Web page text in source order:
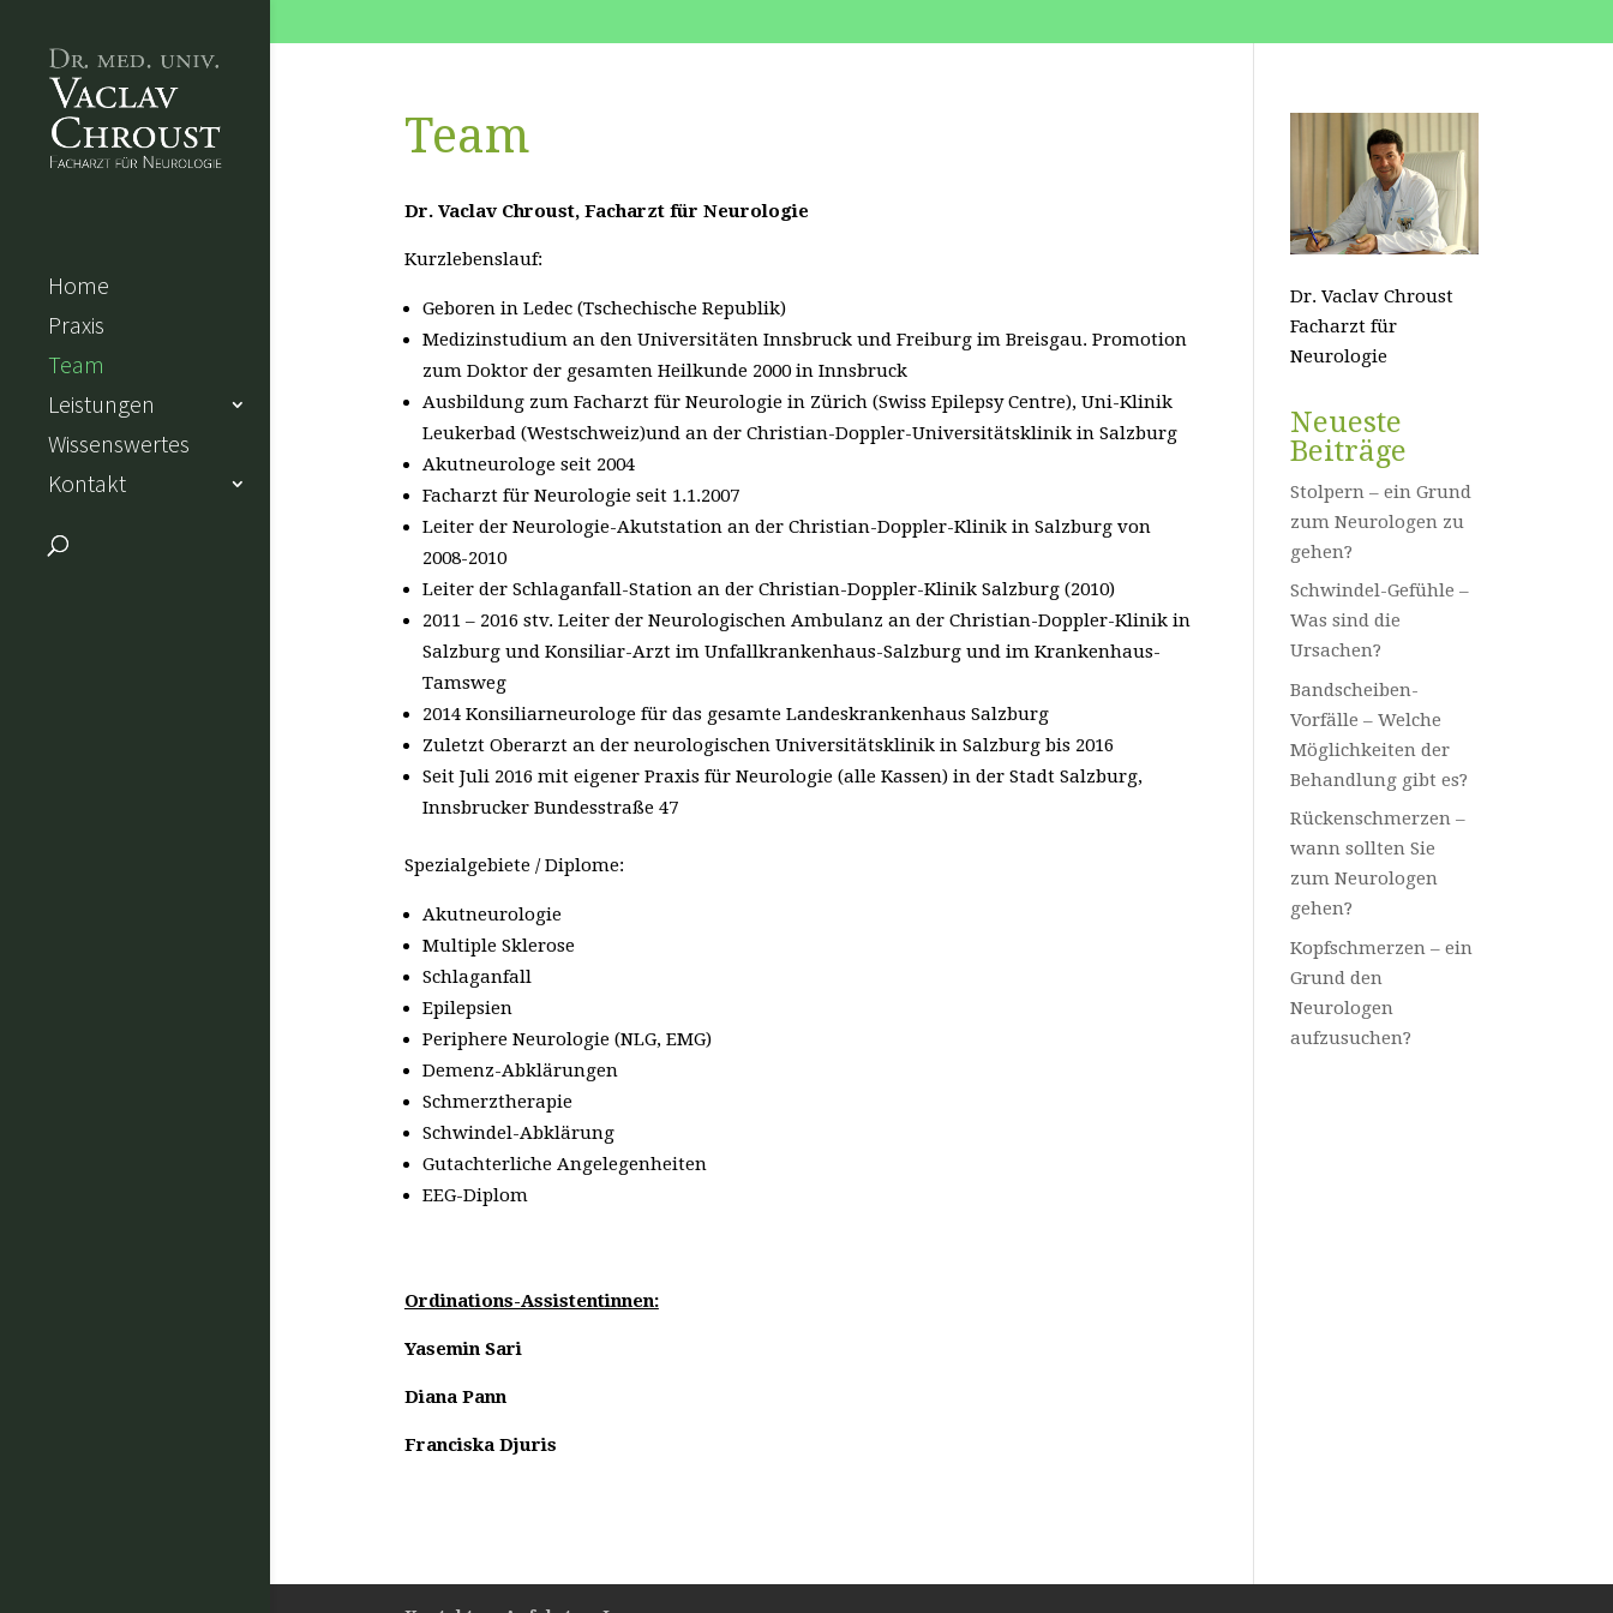
Home
Praxis
Team
Leistungen
Wissenswertes
Kontakt
Team
Dr. Vaclav Chroust, Facharzt für Neurologie
Kurzlebenslauf:
Geboren in Ledec (Tschechische Republik)
Medizinstudium an den Universitäten Innsbruck und Freiburg im Breisgau. Promotion
zum Doktor der gesamten Heilkunde 2000 in Innsbruck
Ausbildung zum Facharzt für Neurologie in Zürich (Swiss Epilepsy Centre), Uni-Klinik
Leukerbad (Westschweiz)und an der Christian-Doppler-Universitätsklinik in Salzburg
Akutneurologe seit 2004
Facharzt für Neurologie seit 1.1.2007
Leiter der Neurologie-Akutstation an der Christian-Doppler-Klinik in Salzburg von
2008-2010
Leiter der Schlaganfall-Station an der Christian-Doppler-Klinik Salzburg (2010)
2011 – 2016 stv. Leiter der Neurologischen Ambulanz an der Christian-Doppler-Klinik in
Salzburg und Konsiliar-Arzt im Unfallkrankenhaus-Salzburg und im Krankenhaus-
Tamsweg
2014 Konsiliarneurologe für das gesamte Landeskrankenhaus Salzburg
Zuletzt Oberarzt an der neurologischen Universitätsklinik in Salzburg bis 2016
Seit Juli 2016 mit eigener Praxis für Neurologie (alle Kassen) in der Stadt Salzburg,
Innsbrucker Bundesstraße 47
Spezialgebiete / Diplome:
Akutneurologie
Multiple Sklerose
Schlaganfall
Epilepsien
Periphere Neurologie (NLG, EMG)
Demenz-Abklärungen
Schmerztherapie
Schwindel-Abklärung
Gutachterliche Angelegenheiten
EEG-Diplom
Ordinations-Assistentinnen:
Yasemin Sari
Diana Pann
Franciska Djuris
Dr. Vaclav Chroust
Facharzt für
Neurologie
Neueste
Beiträge
Stolpern – ein Grund
zum Neurologen zu
gehen?
Schwindel-Gefühle –
Was sind die
Ursachen?
Bandscheiben-
Vorfälle – Welche
Möglichkeiten der
Behandlung gibt es?
Rückenschmerzen –
wann sollten Sie
zum Neurologen
gehen?
Kopfschmerzen – ein
Grund den
Neurologen
aufzusuchen?